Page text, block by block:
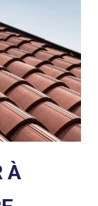
À